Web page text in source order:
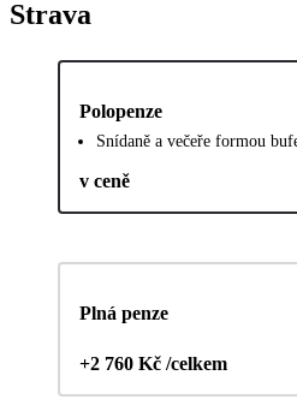
Strava
Polopenze
Snídaně a večeře formou
v ceně
Plná penze
+2 760 Kč /celkem